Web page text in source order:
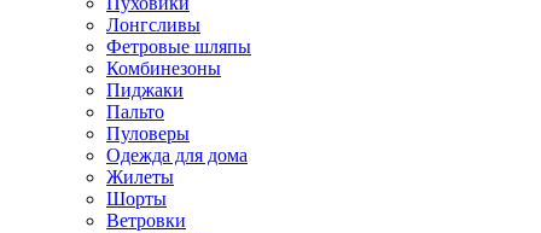
Лонгсливы
Фетровые шляпы
Комбинезоны
Пиджаки
Пальто
Пуловеры
Одежда для дома
Жилеты
Шорты
Ветровки